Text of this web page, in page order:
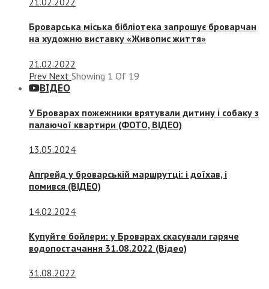
Броварська міська бібліотека запрошує броварчан
на художню виставку «Живопис життя»
21.02.2022
Prev Next Showing 1 Of 19
ВІДЕО
У Броварах пожежники врятували дитину і собаку з
палаючої квартири (ФОТО, ВІДЕО)
13.05.2024
Апгрейд у броварській маршрутці: і доїхав, і
помився (ВІДЕО)
14.02.2024
Купуйте бойлери: у Броварах скасували гаряче
водопостачання 31.08.2022 (Відео)
31.08.2022